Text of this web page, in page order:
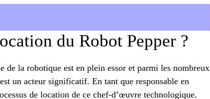
du Robot Pepper ?
de la robotique est en plein essor et parmi les nombreux
est un acteur significatif. En tant que responsable en
de location de ce chef-d’œuvre technologique.